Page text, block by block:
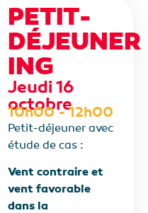
PETIT-
DÉJEUNER
ING
Jeudi 16
octobre
10h00 - 12h00
Petit-déjeuner avec
étude de cas :
Vent contraire et
vent favorable
dans la